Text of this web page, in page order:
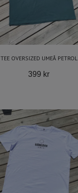
TEE OVERSIZED UMEÅ PETROL
399 kr